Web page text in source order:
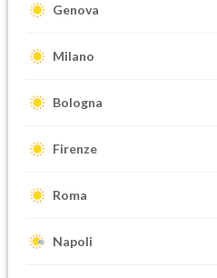
Genova
Milano
Bologna
Firenze
Roma
Napoli